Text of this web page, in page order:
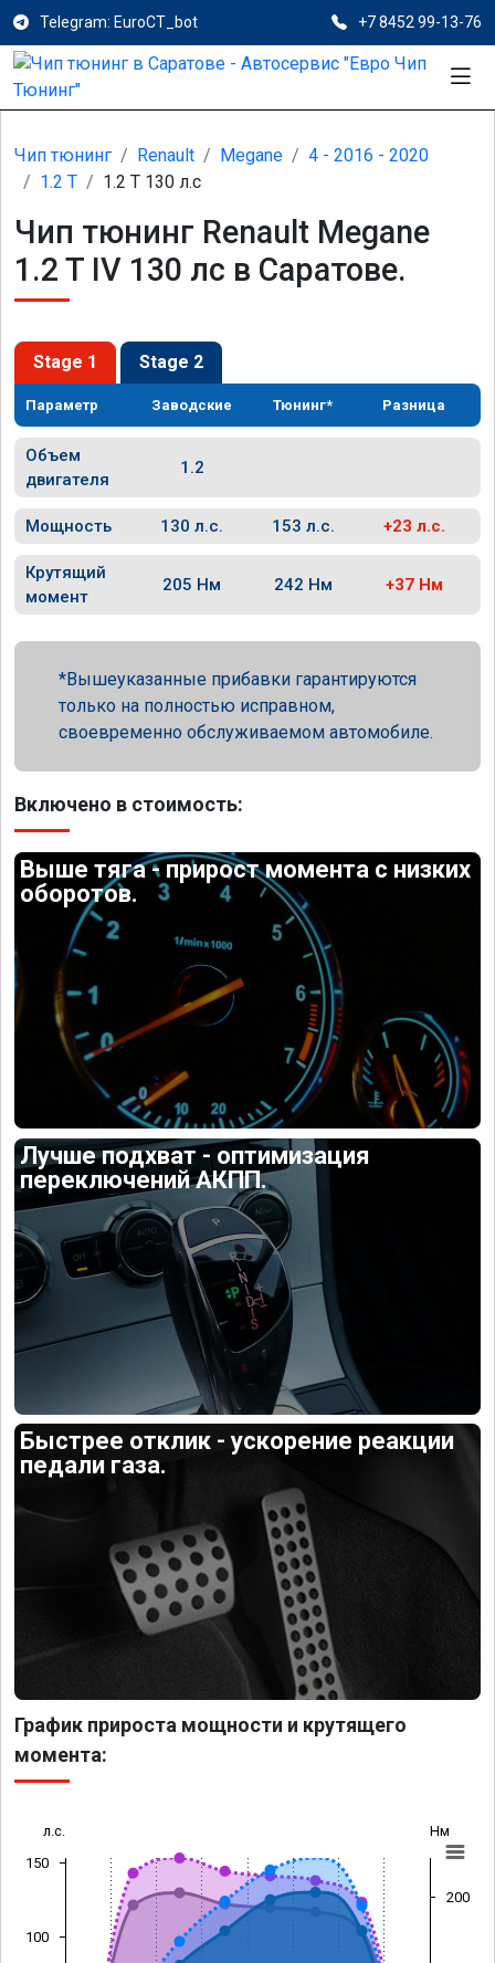
Telegram: EuroCT_bot +7 8452 99-13-76
Чип тюнинг Renault Megane
4 - 2016 - 2020
1.2 T
1.2 T 130 л.с
Чип тюнинг Renault Megane
1.2 T IV 130 лс в Саратове.
Stage 1 Stage 2
Параметр Заводские Тюнинг* Разница
Объем
двигателя
1.2
Мощность 130 л.с. 153 л.с. +23 л.с.
Крутящий
момент
205 Нм 242 Нм +37 Нм
Вышеуказанные прибавки гарантируются
только на полностью исправном,
своевременно обслуживаемом автомобиле.
Включено в стоимость:
Выше тяга - прирост момента с низких
оборотов.
Лучше подхват - оптимизация
переключений АКПП.
Быстрее отклик - ускорение реакции
педали газа.
График прироста мощности и крутящего
момента:
л.с. Нм
100
150
200